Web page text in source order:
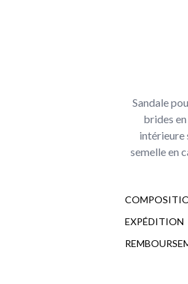
Sandale
brides
intérieure
semelle en
EXPÉDITION